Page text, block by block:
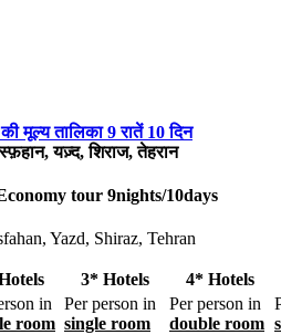
मूल्य तालिका 9 रातें 10 दिन
यज़्द, शिराज, तेहरान
tour 9nights/10days
Yazd, Shiraz, Tehran
3* Hotels
4* Hotels
in
room
Per person in
single room
Per person in
double room